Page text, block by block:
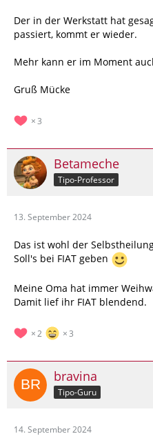
Der in der Werkstatt hat
passiert, kommt er wieder.
Mehr kann er im Moment
Gruß Mücke
3
Betameche
Tipo-Professor
13. September 2024
Das ist wohl der
Soll's bei FIAT geben
Meine Oma hat immer
Damit lief ihr FIAT blendend.
2 3
bravina
Tipo-Guru
14. September 2024